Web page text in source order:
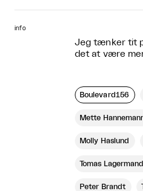
info
Jeg tænker tit
det at være
Boulevard156
Mette
Molly Haslund
Tomas
Peter Brandt